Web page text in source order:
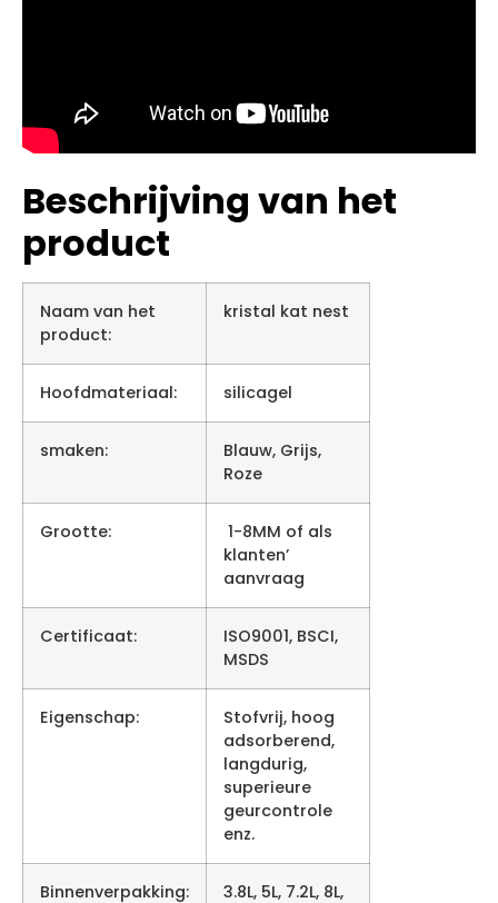
Beschrijving van het
product
Naam van het
product:
kristal kat nest
Hoofdmateriaal: silicagel
smaken:
Blauw, Grijs,
Roze
Grootte:
1-8MM of als
klanten’
aanvraag
Certificaat:
ISO9001, BSCI,
MSDS
Eigenschap:
Stofvrij, hoog
adsorberend,
langdurig,
superieure
geurcontrole
enz.
Binnenverpakking:
3.8L, 5L, 7.2L, 8L,